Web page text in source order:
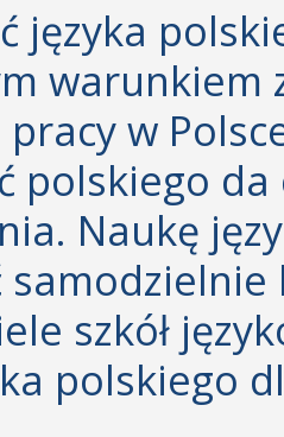
języka
w
polskiego
Naukę
szkół
polskiego